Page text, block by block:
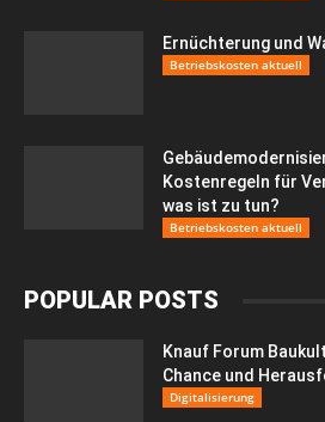
Ernüchterung und
Betriebskosten aktuell
Kostenregeln für
was ist zu tun?
Betriebskosten aktuell
POPULAR POSTS
Knauf Forum
Chance und
Digitalisierung